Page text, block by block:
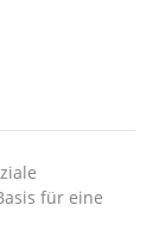
für eine